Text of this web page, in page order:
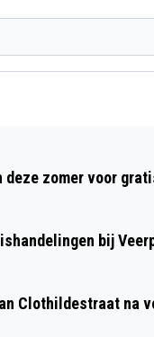
HET
zomer voor
bij
Clothildestraat na